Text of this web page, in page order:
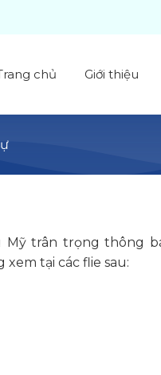
chủ Giới thiệu
trân trọng thông
tại các flie sau: